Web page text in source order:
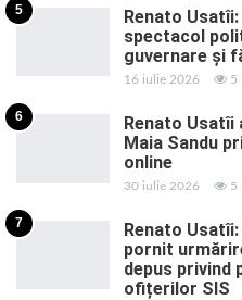
5
Renato
spectacol
guvernare și
16 iulie 2026 5
6
Renato Usatîi
Maia Sandu
online
30 iulie 2026 5
7
Renato
pornit
depus privind
ofițerilor SIS